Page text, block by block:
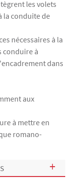
les volets
la conduite de
nécessaires à la
conduire à
dans
aux
à mettre en
romano-